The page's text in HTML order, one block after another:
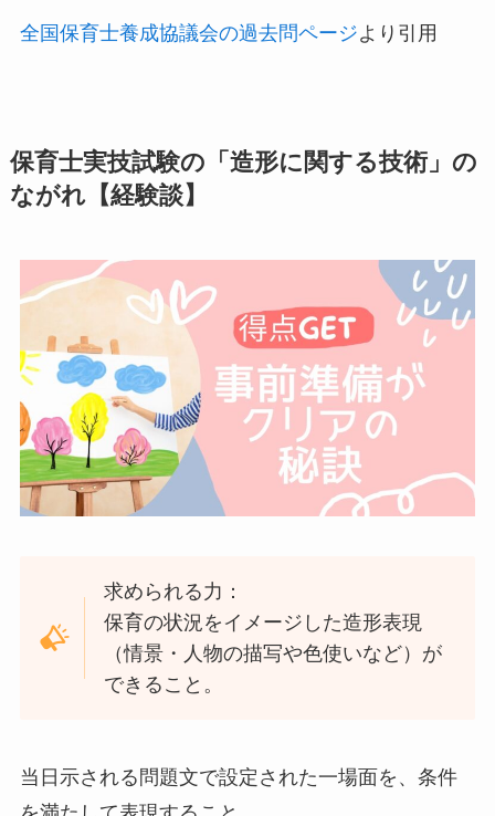
全国保育士養成協議会の過去問ページより引用
保育士実技試験の「造形に関する技術」の
ながれ【経験談】
求められる力：
保育の状況をイメージした造形表現
（情景・人物の描写や色使いなど）が
できること。
当日示される問題文で設定された一場面を、条件